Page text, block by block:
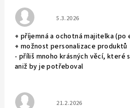
Hodnocení obchodu je
5.3.2026
+ příjemná a ochotná majitelka (po
+ možnost personalizace produktů
- příliš mnoho krásných věcí, které
aniž by je potřeboval
Hodnocení obchodu je
21.2.2026